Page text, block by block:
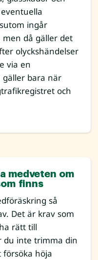
ingår
då gäller det
olyckshändelser
via en
gäller bara när
och
medveten om
finns
så
Det är krav som
rätt till
du inte trimma din
försöka höja